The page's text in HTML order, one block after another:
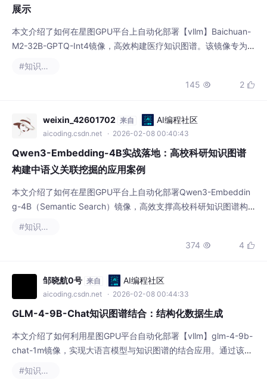
展示
本文介绍了如何在星图GPU平台上自动化部署【vllm】Baichuan-
M2-32B-GPTQ-Int4镜像，高效构建医疗知识图谱。该镜像专为
#知识图谱
145  2 
weixin_42601702 来自 AI编程社区
aicoding.csdn.net · 2026-02-08 00:40:43
Qwen3-Embedding-4B实战落地：高校科研知识图谱
构建中语义关联挖掘的应用案例
本文介绍了如何在星图GPU平台上自动化部署Qwen3-Embeddin
g-4B（Semantic Search）镜像，高效支撑高校科研知识图谱构
#知识图谱
374  4 
邹晓航0号 来自 AI编程社区
aicoding.csdn.net · 2026-02-08 00:44:33
GLM-4-9B-Chat知识图谱结合：结构化数据生成
本文介绍了如何利用星图GPU平台自动化部署【vllm】glm-4-9b-
chat-1m镜像，实现大语言模型与知识图谱的结合应用。通过该方
#知识图谱